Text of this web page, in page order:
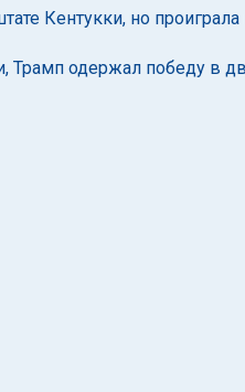
Кентукки, но
одержал победу в